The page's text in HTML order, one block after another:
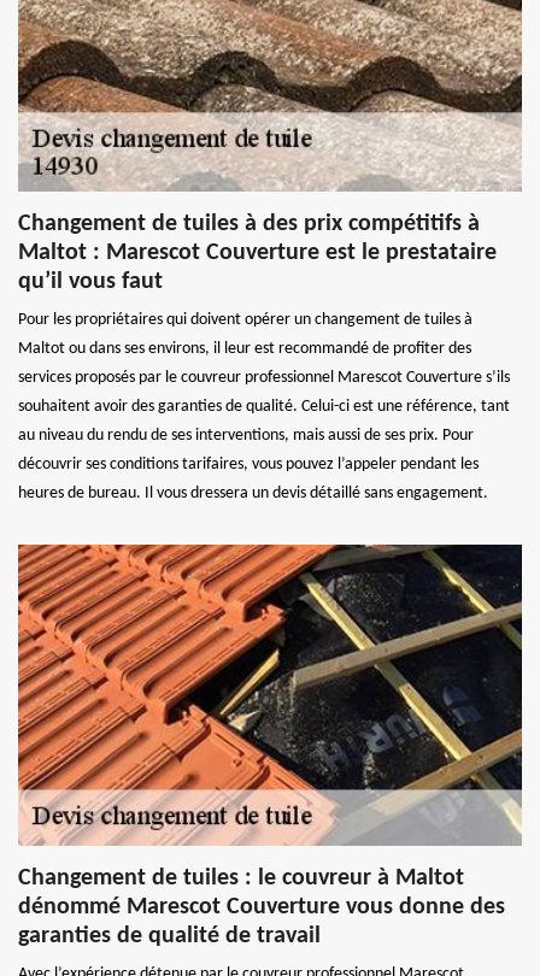
Changement de tuiles à des prix compétitifs à
Maltot : Marescot Couverture est le prestataire
qu’il vous faut
Pour les propriétaires qui doivent opérer un changement de tuiles à
Maltot ou dans ses environs, il leur est recommandé de profiter des
services proposés par le couvreur professionnel Marescot Couverture s’ils
souhaitent avoir des garanties de qualité. Celui-ci est une référence, tant
au niveau du rendu de ses interventions, mais aussi de ses prix. Pour
découvrir ses conditions tarifaires, vous pouvez l’appeler pendant les
heures de bureau. Il vous dressera un devis détaillé sans engagement.
Changement de tuiles : le couvreur à Maltot
dénommé Marescot Couverture vous donne des
garanties de qualité de travail